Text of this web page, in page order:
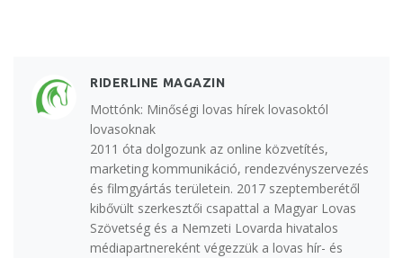
RIDERLINE MAGAZIN
Mottónk: Minőségi lovas hírek lovasoktól
lovasoknak
2011 óta dolgozunk az online közvetítés,
marketing kommunikáció, rendezvényszervezés
és filmgyártás területein. 2017 szeptemberétől
kibővült szerkesztői csapattal a Magyar Lovas
Szövetség és a Nemzeti Lovarda hivatalos
médiapartnereként végezzük a lovas hír- és